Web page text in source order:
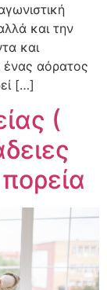
και την
και
αόρατος
[…]
(